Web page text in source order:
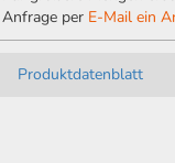
Anfrage per E-Mail ein
Produktdatenblatt